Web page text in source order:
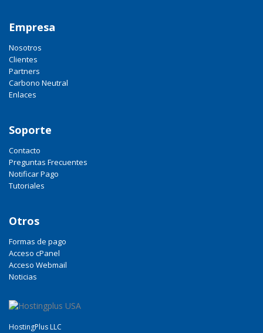
Empresa
Nosotros
Clientes
Partners
Carbono Neutral
Enlaces
Soporte
Contacto
Preguntas Frecuentes
Notificar Pago
Tutoriales
Otros
Formas de pago
Acceso cPanel
Acceso Webmail
Noticias
HostingPlus LLC